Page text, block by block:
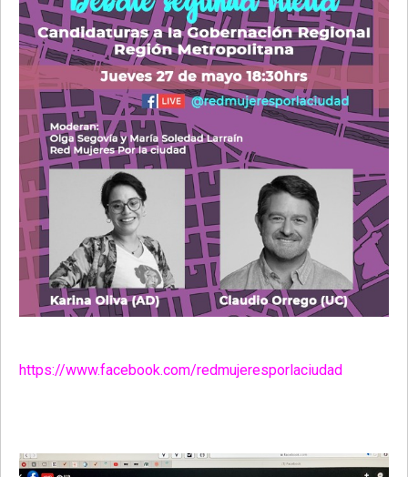
https://www.facebook.com/redmujeresporlaciudad